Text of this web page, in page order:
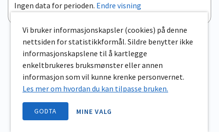
Ingen data for perioden. Endre visning
Vi bruker informasjonskapsler (cookies) på denne
nettsiden for statistikkformål. Sildre benytter ikke
informasjonskapslene til å kartlegge
enkeltbrukeres bruksmønster eller annen
informasjon som vil kunne krenke personvernet.
Les mer om hvordan du kan tilpasse bruken.
GODTA MINE VALG